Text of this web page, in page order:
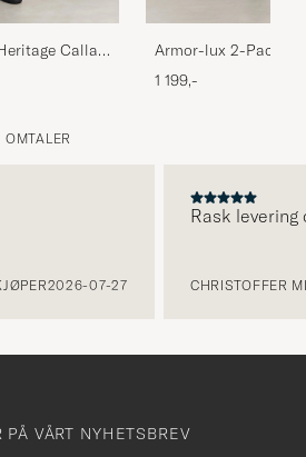
Callac
Armor-lux 2-Pack
T-Shirt White/White
1 199,-
2026-07-27
Rask
CHRISTOFFER
PÅ VÅRT NYHETSBREV